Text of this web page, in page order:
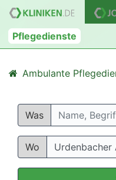
Pflegedienste
Ambulante
Was
Wo